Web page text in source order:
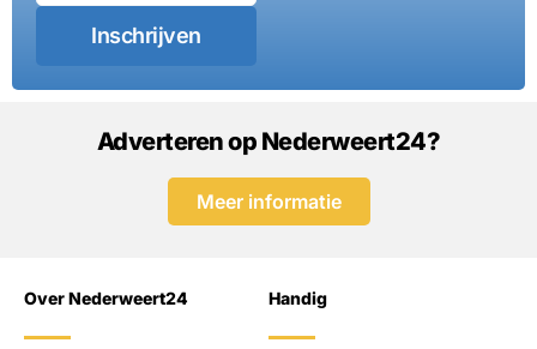
Inschrijven
Adverteren op Nederweert24?
Meer informatie
Over Nederweert24 Handig